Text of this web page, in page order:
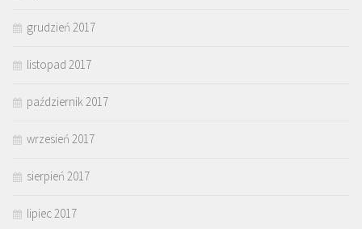
grudzień 2017
listopad 2017
październik 2017
wrzesień 2017
sierpień 2017
lipiec 2017